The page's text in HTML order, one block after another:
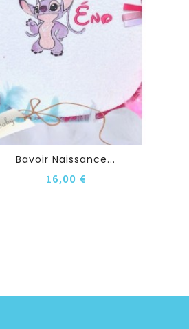
Bavoir Naissance...
16,00 €